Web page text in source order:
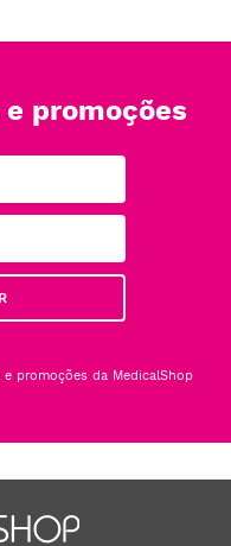
promoções
promoções da MedicalShop